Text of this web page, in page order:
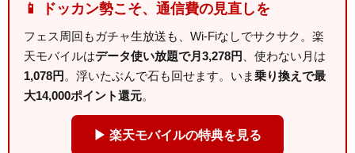
📱 ドッカン勢こそ、通信費の見直しを
フェス周回もガチャ生放送も、Wi-Fiなしでサクサク。楽
天モバイルはデータ使い放題で月3,278円
、使わない月は
1,078円 。浮いたぶんで石も回せます。いま乗り換えで最
大14,000ポイント還元。
▶ 楽天モバイルの特典を見る